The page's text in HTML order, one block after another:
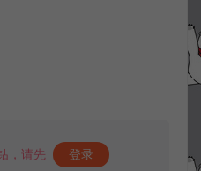
，请先 登录